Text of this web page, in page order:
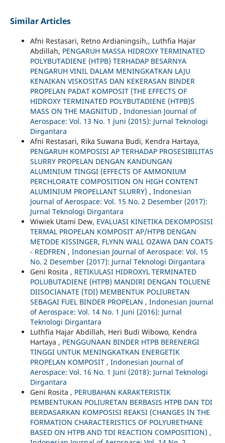
Similar Articles
Afni Restasari, Retno Ardianingsih,, Luthfia Hajar
Abdillah, PENGARUH MASSA HIDROXY TERMINATED
POLYBUTADIENE (HTPB) TERHADAP BESARNYA
PENGARUH VINIL DALAM MENINGKATKAN LAJU
KENAIKAN VISKOSITAS DAN KEKERASAN BINDER
PROPELAN PADAT KOMPOSIT (THE EFFECTS OF
HIDROXY TERMINATED POLYBUTADIENE (HTPB)`S
MASS ON THE MAGNITUD , Indonesian Journal of
Aerospace: Vol. 13 No. 1 Juni (2015): Jurnal Teknologi
Dirgantara
Afni Restasari, Rika Suwana Budi, Kendra Hartaya,
PENGARUH KOMPOSISI AP TERHADAP PROSESIBILITAS
SLURRY PROPELAN DENGAN KANDUNGAN
ALUMINIUM TINGGI (EFFECTS OF AMMONIUM
PERCHLORATE COMPOSITION ON HIGH CONTENT
ALUMINIUM PROPELLANT SLURRY) , Indonesian
Journal of Aerospace: Vol. 15 No. 2 Desember (2017):
Jurnal Teknologi Dirgantara
Wiwiek Utami Dew, EVALUASI KINETIKA DEKOMPOSISI
TERMAL PROPELAN KOMPOSIT AP/HTPB DENGAN
METODE KISSINGER, FLYNN WALL OZAWA DAN COATS
- REDFREN , Indonesian Journal of Aerospace: Vol. 15
No. 2 Desember (2017): Jurnal Teknologi Dirgantara
Geni Rosita , RETIKULASI HIDROXYL TERMINATED
POLUBUTADIENE (HTPB) MANDIRI DENGAN TOLUENE
DIISOCIANATE (TDI) MEMBENTUK POLIURETAN
SEBAGAI FUEL BINDER PROPELAN , Indonesian Journal
of Aerospace: Vol. 14 No. 1 Juni (2016): Jurnal
Teknologi Dirgantara
Luthfia Hajar Abdillah, Heri Budi Wibowo, Kendra
Hartaya , PENGGUNAAN BINDER HTPB BERENERGI
TINGGI UNTUK MENINGKATKAN ENERGETIK
PROPELAN KOMPOSIT , Indonesian Journal of
Aerospace: Vol. 16 No. 1 Juni (2018): Jurnal Teknologi
Dirgantara
Geni Rosita , PERUBAHAN KARAKTERISTIK
PEMBENTUKAN POLIURETAN BERBASIS HTPB DAN TDI
BERDASARKAN KOMPOSISI REAKSI (CHANGES IN THE
FORMATION CHARACTERISTICS OF POLYURETHANE
BASED ON HTPB AND TDI REACTION COMPOSITION) ,